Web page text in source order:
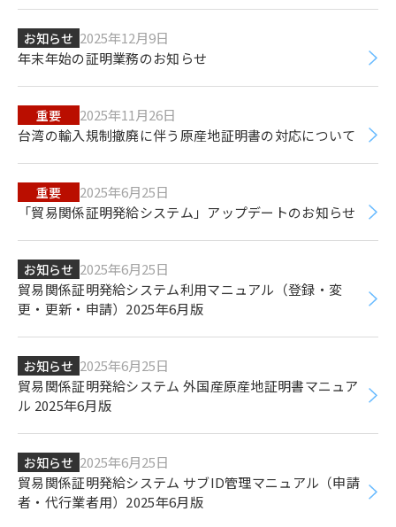
お知らせ 2025年12月9日
年末年始の証明業務のお知らせ
重要
2025年11月26日
台湾の輸入規制撤廃に伴う原産地証明書の対応について
重要
2025年6月25日
「貿易関係証明発給システム」アップデートのお知らせ
お知らせ 2025年6月25日
貿易関係証明発給システム利用マニュアル（登録・変
更・更新・申請）2025年6月版
お知らせ 2025年6月25日
貿易関係証明発給システム 外国産原産地証明書マニュア
ル 2025年6月版
お知らせ 2025年6月25日
貿易関係証明発給システム サブID管理マニュアル（申請
者・代行業者用）2025年6月版